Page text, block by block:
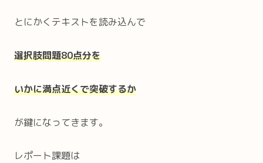
とにかくテキストを読み込んで
選択肢問題80点分を
いかに満点近くで突破するか
が鍵になってきます。
レポート課題は